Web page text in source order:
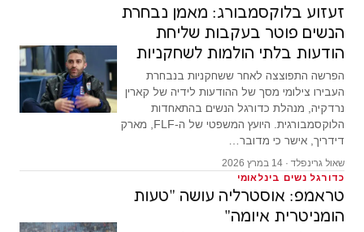
זעזוע בלוקסמבורג: מאמן נבחרת
הנשים פוטר בעקבות שליחת
הודעות בלתי הולמות לשחקניות
הפרשה התפוצצה לאחר ששחקניות בנבחרת
העבירו צילומי מסך של ההודעות לידיה של קארין
נרדקיה, מנהלת כדורגל הנשים בהתאחדות
הלוקסמבורגית. היועץ המשפטי של ה-FLF, מארק
דידריך, אישר כי מדובר…
שאול גרינפלד · 14 במרץ 2026
כדורגל נשים בינלאומי
טראמפ: אוסטרליה עושה "טעות
הומניטרית איומה"